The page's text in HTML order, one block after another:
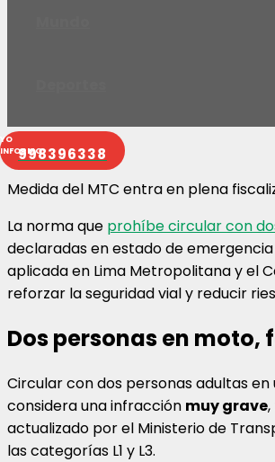
998396338
Medida del MTC entra en plena
La norma que prohíbe circular con
declaradas en estado de
aplicada en Lima Metropolitana y el
reforzar la seguridad vial y reducir
Dos personas en moto,
Circular con dos personas adultas
considera una infracción muy grave
actualizado por el Ministerio de
las categorías L1 y L3.